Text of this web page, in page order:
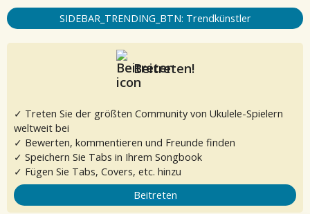
SIDEBAR_TRENDING_BTN: Trendkünstler
Beitreten!
✓ Treten Sie der größten Community von Ukulele-Spielern
weltweit bei
✓ Bewerten, kommentieren und Freunde finden
✓ Speichern Sie Tabs in Ihrem Songbook
✓ Fügen Sie Tabs, Covers, etc. hinzu
Beitreten